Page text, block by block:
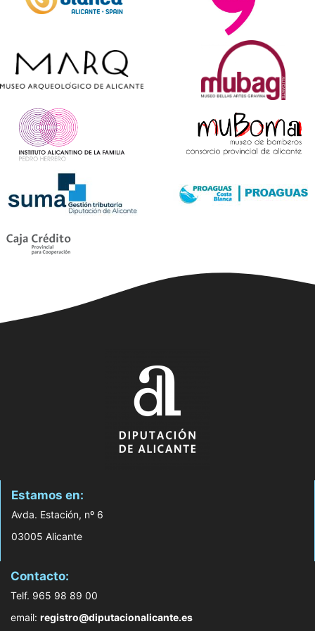
Estamos en:
Avda. Estación, nº 6
03005 Alicante
Contacto:
Telf. 965 98 89 00
email: registro@diputacionalicante.es